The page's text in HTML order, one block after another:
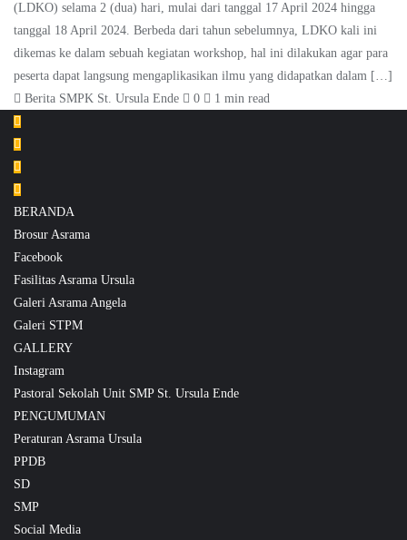
(LDKO) selama 2 (dua) hari, mulai dari tanggal 17 April 2024 hingga
tanggal 18 April 2024. Berbeda dari tahun sebelumnya, LDKO kali ini
dikemas ke dalam sebuah kegiatan workshop, hal ini dilakukan agar para
peserta dapat langsung mengaplikasikan ilmu yang didapatkan dalam […]
Berita SMPK St. Ursula Ende
0 1 min read
BERANDA
Brosur Asrama
Facebook
Fasilitas Asrama Ursula
Galeri Asrama Angela
Galeri STPM
GALLERY
Instagram
Pastoral Sekolah Unit SMP St. Ursula Ende
PENGUMUMAN
Peraturan Asrama Ursula
PPDB
SD
SMP
Social Media